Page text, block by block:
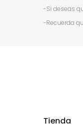
-Si deseas
-Recuerda
Tienda